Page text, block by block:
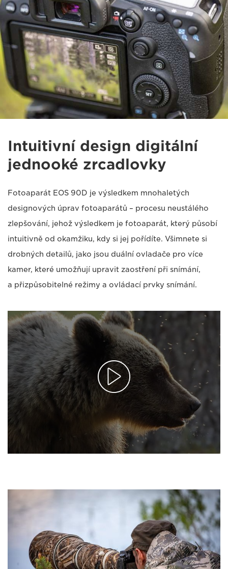
Intuitivní design digitální
jednooké zrcadlovky
Fotoaparát EOS 90D je výsledkem mnohaletých
designových úprav fotoaparátů – procesu neustálého
zlepšování, jehož výsledkem je fotoaparát, který působí
intuitivně od okamžiku, kdy si jej pořídíte. Všimnete si
drobných detailů, jako jsou duální ovladače pro více
kamer, které umožňují upravit zaostření při snímání,
a přizpůsobitelné režimy a ovládací prvky snímání.